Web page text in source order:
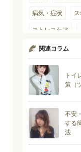
病気・症状
ストレスケア
コミュニケーショ
ネガティブ
関連コラム
トイ
策（
不安
する
法